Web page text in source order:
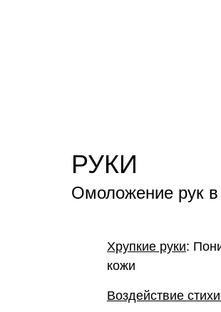
Омоложение рук
РУКИ
Хрупкие руки:
кожи
Воздействие